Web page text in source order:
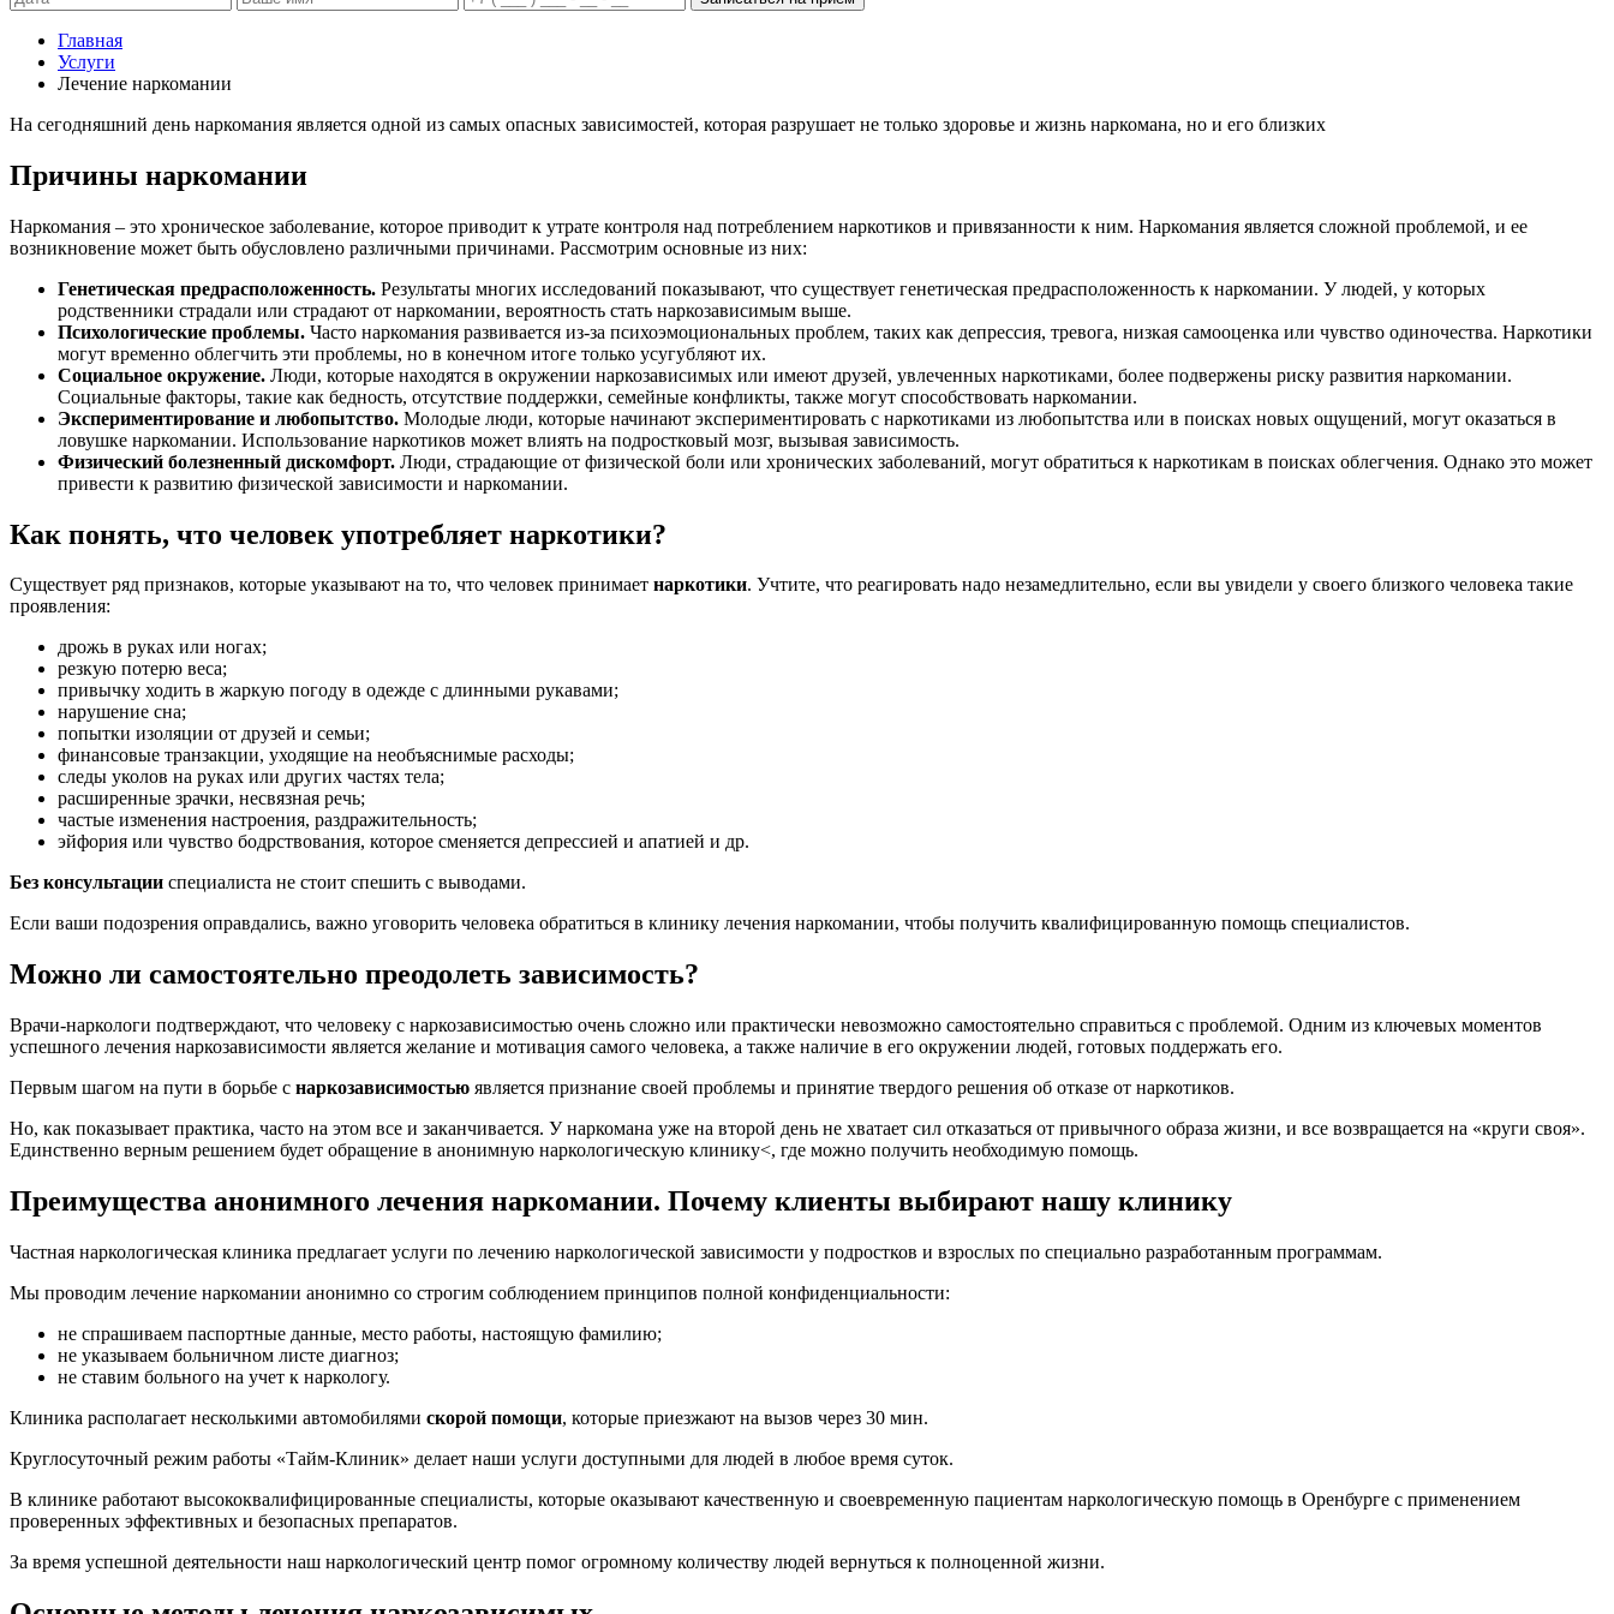
Главная
Услуги
Лечение наркомании
На сегодняшний день наркомания является одной из самых опасных зависимостей, которая разрушает не только здоровье и жизнь наркомана, но и его близких
Причины наркомании
Наркомания – это хроническое заболевание, которое приводит к утрате контроля над потреблением наркотиков и привязанности к ним. Наркомания является сложной проблемой, и ее
возникновение может быть обусловлено различными причинами. Рассмотрим основные из них:
Генетическая предрасположенность. Результаты многих исследований показывают, что существует генетическая предрасположенность к наркомании. У людей, у которых
родственники страдали или страдают от наркомании, вероятность стать наркозависимым выше.
Психологические проблемы. Часто наркомания развивается из-за психоэмоциональных проблем, таких как депрессия, тревога, низкая самооценка или чувство одиночества. Наркотики
могут временно облегчить эти проблемы, но в конечном итоге только усугубляют их.
Социальное окружение. Люди, которые находятся в окружении наркозависимых или имеют друзей, увлеченных наркотиками, более подвержены риску развития наркомании.
Социальные факторы, такие как бедность, отсутствие поддержки, семейные конфликты, также могут способствовать наркомании.
Экспериментирование и любопытство. Молодые люди, которые начинают экспериментировать с наркотиками из любопытства или в поисках новых ощущений, могут оказаться в
ловушке наркомании. Использование наркотиков может влиять на подростковый мозг, вызывая зависимость.
Физический болезненный дискомфорт. Люди, страдающие от физической боли или хронических заболеваний, могут обратиться к наркотикам в поисках облегчения. Однако это может
привести к развитию физической зависимости и наркомании.
Как понять, что человек употребляет наркотики?
Существует ряд признаков, которые указывают на то, что человек принимает наркотики. Учтите, что реагировать надо незамедлительно, если вы увидели у своего близкого человека такие
проявления:
дрожь в руках или ногах;
резкую потерю веса;
привычку ходить в жаркую погоду в одежде с длинными рукавами;
нарушение сна;
попытки изоляции от друзей и семьи;
финансовые транзакции, уходящие на необъяснимые расходы;
следы уколов на руках или других частях тела;
расширенные зрачки, несвязная речь;
частые изменения настроения, раздражительность;
эйфория или чувство бодрствования, которое сменяется депрессией и апатией и др.
Без консультации специалиста не стоит спешить с выводами.
Если ваши подозрения оправдались, важно уговорить человека обратиться в клинику лечения наркомании, чтобы получить квалифицированную помощь специалистов.
Можно ли самостоятельно преодолеть зависимость?
Врачи-наркологи подтверждают, что человеку с наркозависимостью очень сложно или практически невозможно самостоятельно справиться с проблемой. Одним из ключевых моментов
успешного лечения наркозависимости является желание и мотивация самого человека, а также наличие в его окружении людей, готовых поддержать его.
Первым шагом на пути в борьбе с наркозависимостью является признание своей проблемы и принятие твердого решения об отказе от наркотиков.
Но, как показывает практика, часто на этом все и заканчивается. У наркомана уже на второй день не хватает сил отказаться от привычного образа жизни, и все возвращается на «круги своя».
Единственно верным решением будет обращение в анонимную наркологическую клинику<, где можно получить необходимую помощь.
Преимущества анонимного лечения наркомании. Почему клиенты выбирают нашу клинику
Частная наркологическая клиника предлагает услуги по лечению наркологической зависимости у подростков и взрослых по специально разработанным программам.
Мы проводим лечение наркомании анонимно со строгим соблюдением принципов полной конфиденциальности:
не спрашиваем паспортные данные, место работы, настоящую фамилию;
не указываем больничном листе диагноз;
не ставим больного на учет к наркологу.
Клиника располагает несколькими автомобилями скорой помощи, которые приезжают на вызов через 30 мин.
Круглосуточный режим работы «Тайм-Клиник» делает наши услуги доступными для людей в любое время суток.
В клинике работают высококвалифицированные специалисты, которые оказывают качественную и своевременную пациентам наркологическую помощь в Оренбурге с применением
проверенных эффективных и безопасных препаратов.
За время успешной деятельности наш наркологический центр помог огромному количеству людей вернуться к полноценной жизни.